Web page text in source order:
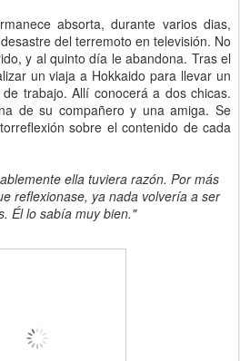
absorta, durante varios dias,
del terremoto en televisión. No
y al quinto día le abandona. Tras el
un viaja a Hokkaido para llevar un
trabajo. Allí conocerá a dos chicas.
de su compañero y una amiga. Se
sobre el contenido de cada
ella tuviera razón. Por más
reflexionase, ya nada volvería a ser
Él lo sabía muy bien."